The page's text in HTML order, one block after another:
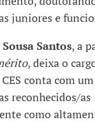
juniores e
Santos, a
, deixa o
conta com
reconhecidos/as
como